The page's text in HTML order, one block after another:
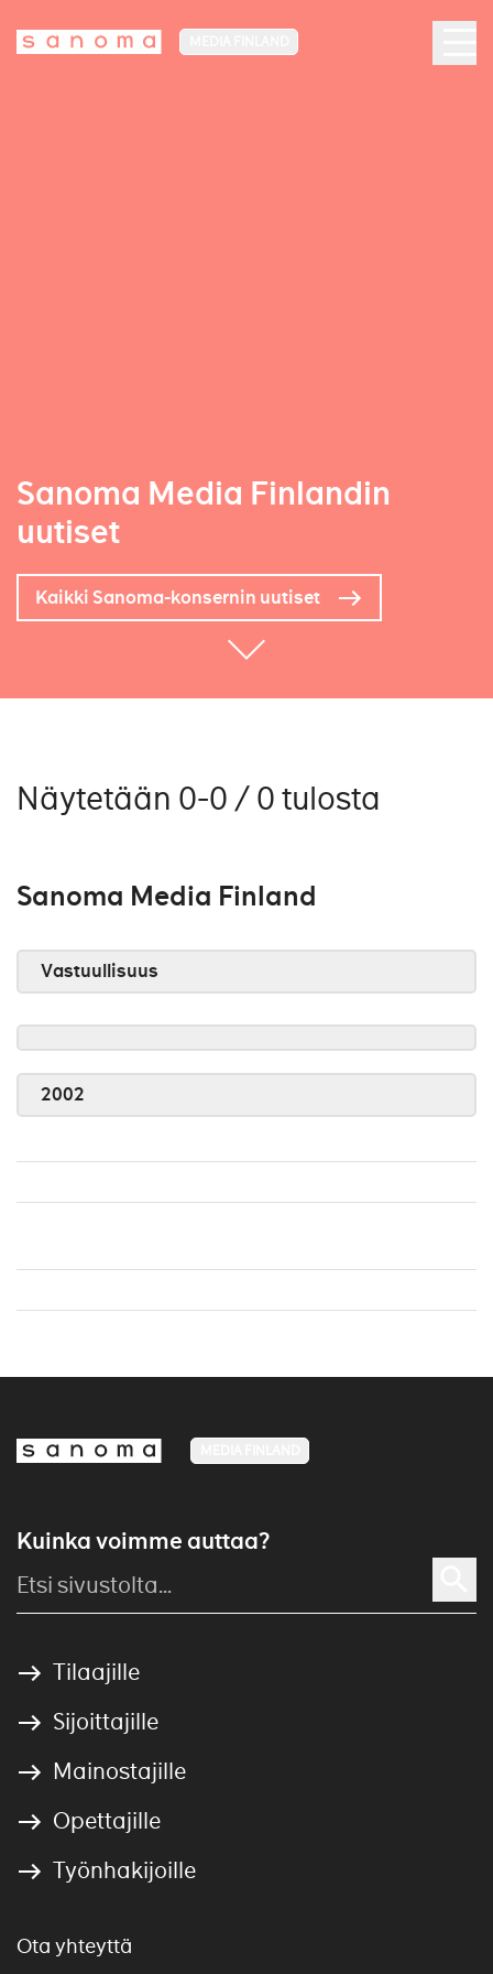
Sanoma Media Finlandin
uutiset
Kaikki Sanoma-konsernin uutiset
Näytetään 0-0 / 0 tulosta
Sanoma Media Finland
Vastuullisuus
2002
Kuinka voimme auttaa?
Tilaajille
Sijoittajille
Mainostajille
Opettajille
Työnhakijoille
Ota yhteyttä